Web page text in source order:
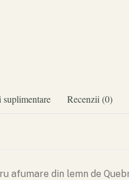
Recenzii (0)
afumare din lemn de